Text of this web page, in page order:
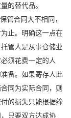
的替代品。
管合同大不相同，
止。明确这一点在
管人是从事仓储业
须花费一定的人
备。如果寄存人此
同为实际合同，则
的损失只能根据缔
只要双方达成协